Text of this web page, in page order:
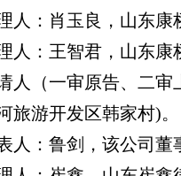
人：肖玉良，山东康
人：王智君，山东康
人（一审原告、二
旅游开发区韩家村)。
人：鲁剑，该公司董